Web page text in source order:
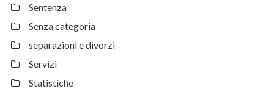
Sentenza
Senza categoria
separazioni e divorzi
Servizi
Statistiche